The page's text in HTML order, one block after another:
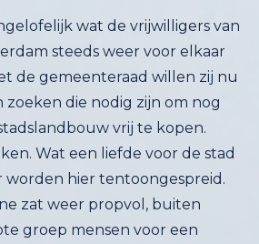
wat de vrijwilligers van
steeds weer voor elkaar
Samen met de gemeenteraad willen zij nu
gaan zoeken die nodig zijn om nog
voor stadslandbouw vrij te kopen.
gesproken. Wat een liefde voor de stad
de natuur worden hier tentoongespreid.
tribune zat weer propvol, buiten
een grote groep mensen voor een
mee te kijken. Wie op de hoogte wil blijven
inspirerende actie kan zich hier verdiepen